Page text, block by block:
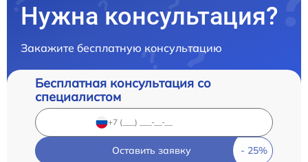
Нужна консультация?
Закажите бесплатную консультацию
Бесплатная консультация со
специалистом
Оставить заявку